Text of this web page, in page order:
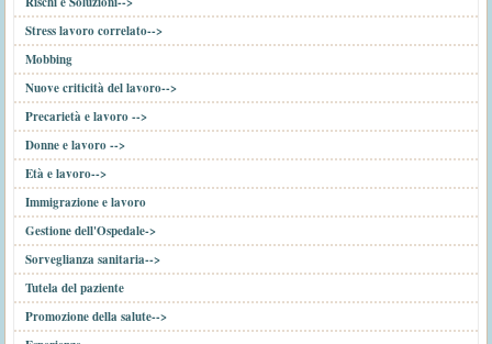
Stress lavoro correlato-->
Mobbing
Nuove criticità del lavoro-->
Precarietà e lavoro -->
Donne e lavoro -->
Età e lavoro-->
Immigrazione e lavoro
Gestione dell'Ospedale->
Sorveglianza sanitaria-->
Tutela del paziente
Promozione della salute-->